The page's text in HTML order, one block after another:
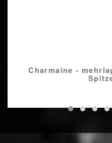
Charmaine -